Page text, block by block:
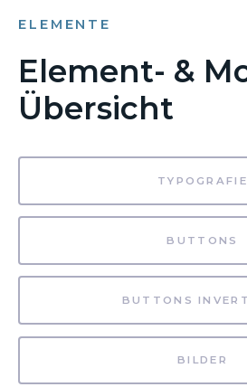
ELEMENTE
Element- &
Übersicht
TYPOGRAFIE
BUTTONS
BUTTONS
BILDER